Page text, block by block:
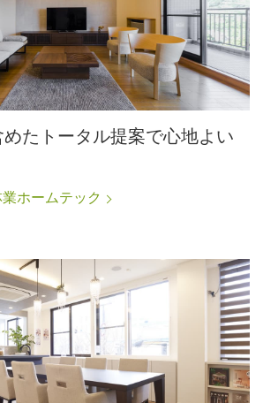
たトータル提案で心地よい
ホームテック